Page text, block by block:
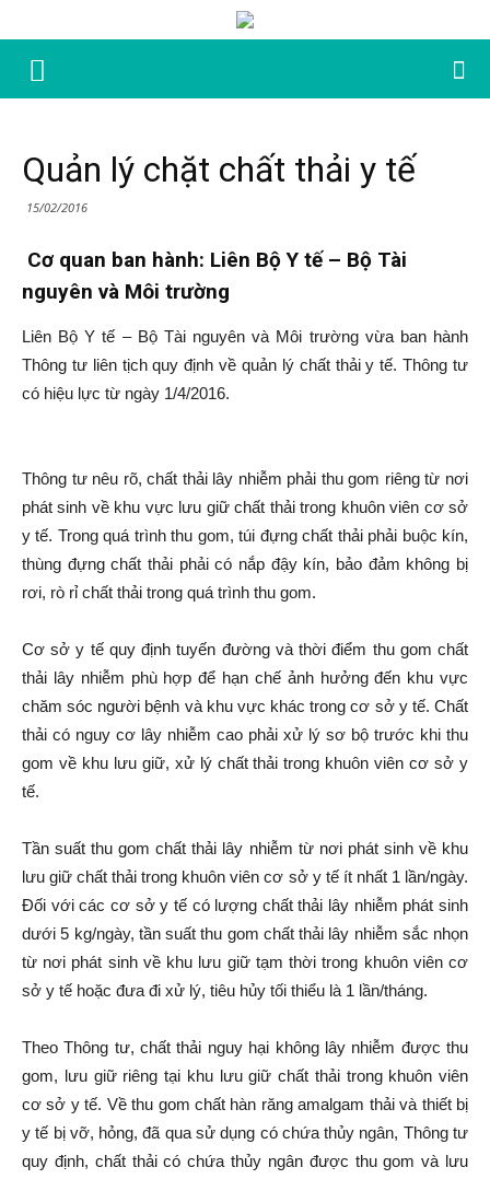
Quản lý chặt chất thải y tế
15/02/2016
Cơ quan ban hành: Liên Bộ Y tế – Bộ Tài
nguyên và Môi trường
Liên Bộ Y tế – Bộ Tài nguyên và Môi trường vừa ban hành
Thông tư liên tịch quy định về quản lý chất thải y tế. Thông tư
có hiệu lực từ ngày 1/4/2016.
Thông tư nêu rõ, chất thải lây nhiễm phải thu gom riêng từ nơi
phát sinh về khu vực lưu giữ chất thải trong khuôn viên cơ sở
y tế. Trong quá trình thu gom, túi đựng chất thải phải buộc kín,
thùng đựng chất thải phải có nắp đậy kín, bảo đảm không bị
rơi, rò rỉ chất thải trong quá trình thu gom.
Cơ sở y tế quy định tuyến đường và thời điểm thu gom chất
thải lây nhiễm phù hợp để hạn chế ảnh hưởng đến khu vực
chăm sóc người bệnh và khu vực khác trong cơ sở y tế. Chất
thải có nguy cơ lây nhiễm cao phải xử lý sơ bộ trước khi thu
gom về khu lưu giữ, xử lý chất thải trong khuôn viên cơ sở y
tế.
Tần suất thu gom chất thải lây nhiễm từ nơi phát sinh về khu
lưu giữ chất thải trong khuôn viên cơ sở y tế ít nhất 1 lần/ngày.
Đối với các cơ sở y tế có lượng chất thải lây nhiễm phát sinh
dưới 5 kg/ngày, tần suất thu gom chất thải lây nhiễm sắc nhọn
từ nơi phát sinh về khu lưu giữ tạm thời trong khuôn viên cơ
sở y tế hoặc đưa đi xử lý, tiêu hủy tối thiểu là 1 lần/tháng.
Theo Thông tư, chất thải nguy hại không lây nhiễm được thu
gom, lưu giữ riêng tại khu lưu giữ chất thải trong khuôn viên
cơ sở y tế. Về thu gom chất hàn răng amalgam thải và thiết bị
y tế bị vỡ, hỏng, đã qua sử dụng có chứa thủy ngân, Thông tư
quy định, chất thải có chứa thủy ngân được thu gom và lưu